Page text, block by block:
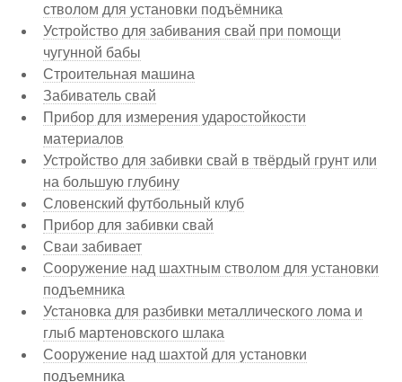
стволом для установки подъёмника
Устройство для забивания свай при помощи
чугунной бабы
Строительная машина
Забиватель свай
Прибор для измерения ударостойкости
материалов
Устройство для забивки свай в твёрдый грунт или
на большую глубину
Словенский футбольный клуб
Прибор для забивки свай
Сваи забивает
Сооружение над шахтным стволом для установки
подъемника
Установка для разбивки металлического лома и
глыб мартеновского шлака
Сооружение над шахтой для установки
подъемника